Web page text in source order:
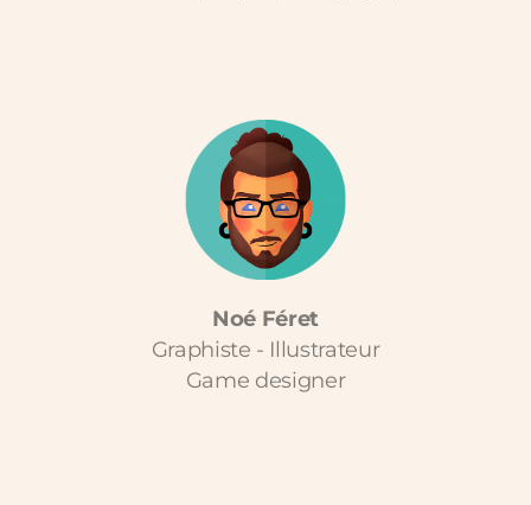
Noé Féret
Graphiste - Illustrateur
Game designer